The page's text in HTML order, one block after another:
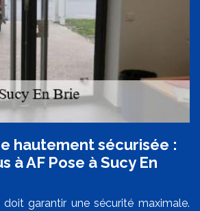
hautement sécurisée :
à AF Pose à Sucy En
doit garantir une sécurité maximale.